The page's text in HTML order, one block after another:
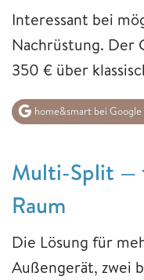
Interessant bei
Nachrüstung. Der
350 € über
home&smart bei Google
Multi-Split —
Raum
Die Lösung für
Außengerät, zwei